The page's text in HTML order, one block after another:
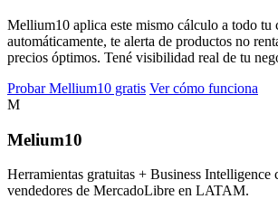
Mellium10 aplica este mismo cálculo a todo tu
automáticamente, te alerta de productos no
precios óptimos. Tené visibilidad real de tu
Probar Mellium10 gratis Ver cómo funciona
M
Melium10
Herramientas gratuitas + Business Intelligence
vendedores de MercadoLibre en LATAM.